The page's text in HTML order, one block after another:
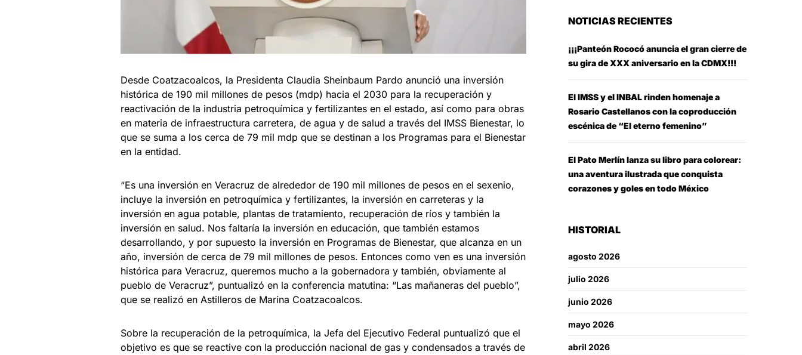
Desde Coatzacoalcos, la Presidenta Claudia Sheinbaum Pardo anunció una inversión
histórica de 190 mil millones de pesos (mdp) hacia el 2030 para la recuperación y
reactivación de la industria petroquímica y fertilizantes en el estado, así como para obras
en materia de infraestructura carretera, de agua y de salud a través del IMSS Bienestar, lo
que se suma a los cerca de 79 mil mdp que se destinan a los Programas para el Bienestar
en la entidad.
“Es una inversión en Veracruz de alrededor de 190 mil millones de pesos en el sexenio,
incluye la inversión en petroquímica y fertilizantes, la inversión en carreteras y la
inversión en agua potable, plantas de tratamiento, recuperación de ríos y también la
inversión en salud. Nos faltaría la inversión en educación, que también estamos
desarrollando, y por supuesto la inversión en Programas de Bienestar, que alcanza en un
año, inversión de cerca de 79 mil millones de pesos. Entonces como ven es una inversión
histórica para Veracruz, queremos mucho a la gobernadora y también, obviamente al
pueblo de Veracruz”, puntualizó en la conferencia matutina: “Las mañaneras del pueblo”,
que se realizó en Astilleros de Marina Coatzacoalcos.
Sobre la recuperación de la petroquímica, la Jefa del Ejecutivo Federal puntualizó que el
objetivo es que se reactive con la producción nacional de gas y condensados a través de
NOTICIAS RECIENTES
¡¡¡Panteón Rococó anuncia el gran cierre de
su gira de XXX aniversario en la CDMX!!!
El IMSS y el INBAL rinden homenaje a
Rosario Castellanos con la coproducción
escénica de “El eterno femenino”
El Pato Merlín lanza su libro para colorear:
una aventura ilustrada que conquista
corazones y goles en todo México
HISTORIAL
agosto 2026
julio 2026
junio 2026
mayo 2026
abril 2026